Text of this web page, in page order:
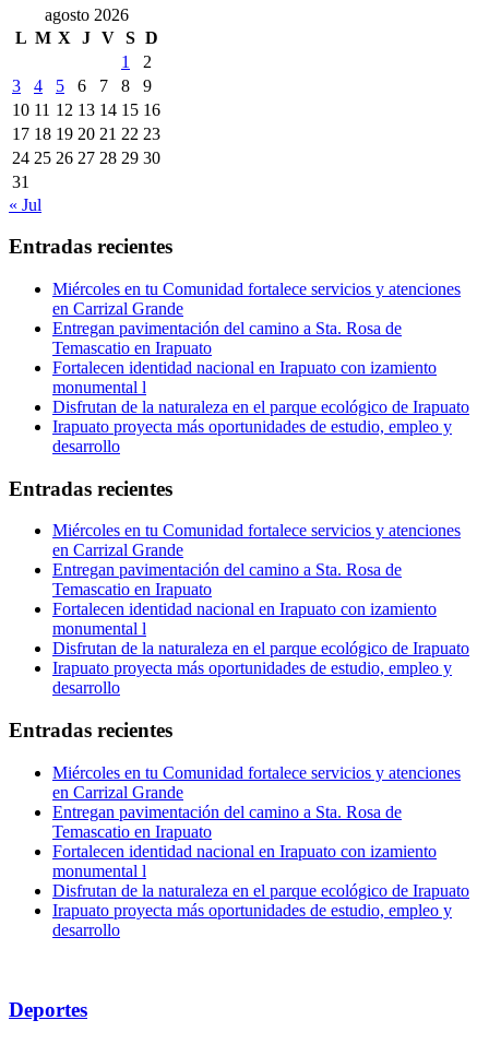
agosto 2026
L M X J V S D
1
2
3
4 5 6 7 8
9
10 11 12 13 14 15 16
17 18 19 20 21 22 23
24 25 26 27 28 29 30
31
« Jul
Entradas recientes
Miércoles en tu Comunidad fortalece servicios y atenciones
en Carrizal Grande
Entregan pavimentación del camino a Sta. Rosa de
Temascatio en Irapuato
Fortalecen identidad nacional en Irapuato con izamiento
monumental l
Disfrutan de la naturaleza en el parque ecológico de Irapuato
Irapuato proyecta más oportunidades de estudio, empleo y
desarrollo
Entradas recientes
Miércoles en tu Comunidad fortalece servicios y atenciones
en Carrizal Grande
Entregan pavimentación del camino a Sta. Rosa de
Temascatio en Irapuato
Fortalecen identidad nacional en Irapuato con izamiento
monumental l
Disfrutan de la naturaleza en el parque ecológico de Irapuato
Irapuato proyecta más oportunidades de estudio, empleo y
desarrollo
Entradas recientes
Miércoles en tu Comunidad fortalece servicios y atenciones
en Carrizal Grande
Entregan pavimentación del camino a Sta. Rosa de
Temascatio en Irapuato
Fortalecen identidad nacional en Irapuato con izamiento
monumental l
Disfrutan de la naturaleza en el parque ecológico de Irapuato
Irapuato proyecta más oportunidades de estudio, empleo y
desarrollo
Deportes